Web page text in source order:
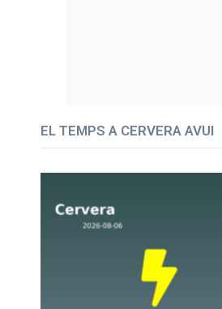
EL TEMPS A CERVERA AVUI